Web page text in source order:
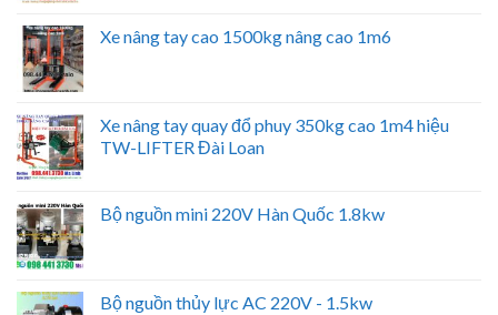
Xe nâng tay cao 1500kg nâng cao 1m6
Xe nâng tay quay đổ phuy 350kg cao 1m4 hiệu
TW-LIFTER Đài Loan
Bộ nguồn mini 220V Hàn Quốc 1.8kw
Bộ nguồn thủy lực AC 220V - 1.5kw